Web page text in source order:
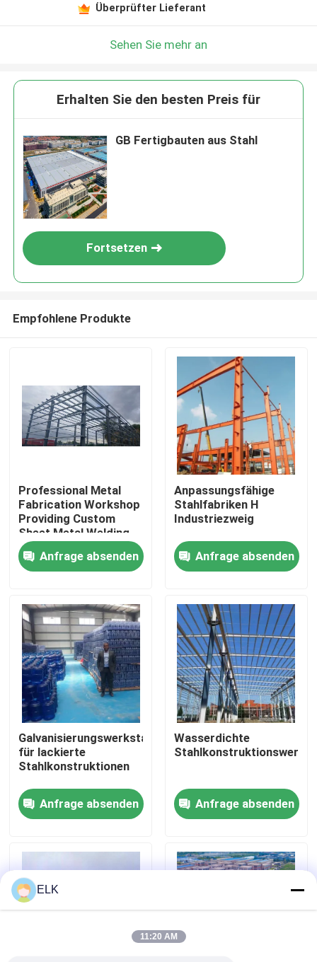
Zu Hause
Über uns
Werksbesichtigung
Qualitätskontrolle
Neuigkeiten
Bitte um ein Angebot
Überprüfter Lieferant
Sehen Sie mehr an
Erhalten Sie den besten Preis für
GB Fertigbauten aus Stahl
Fortsetzen
Empfohlene Produkte
Professional Metal
Fabrication Workshop
Providing Custom
Sheet Metal Welding
Cutting and Assembly
Solutions for
Industrial
Anfrage absenden
Anpassungsfähige
Stahlfabriken H
Industriezweig
Anfrage absenden
Galvanisierungswerkstatt
für lackierte
Stahlkonstruktionen
Anfrage absenden
Wasserdichte
Anfrage absenden
ELK
11:20 AM